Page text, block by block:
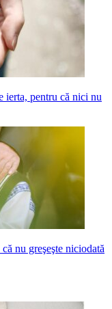
ierta, pentru că nici nu
nu greşeşte niciodată